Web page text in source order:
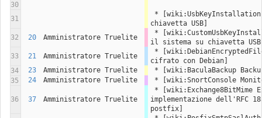
30
31
chiavetta USB]
32
20 Amministratore Truelite
il sistema su chiavetta
33
21 Amministratore Truelite
cifrato con Debian]
34
23 Amministratore Truelite
* [wiki:BaculaBackup
35
24 Amministratore Truelite * [wiki:SnortConsole
36 37 Amministratore Truelite
implementazione dell'RFC
postfix]